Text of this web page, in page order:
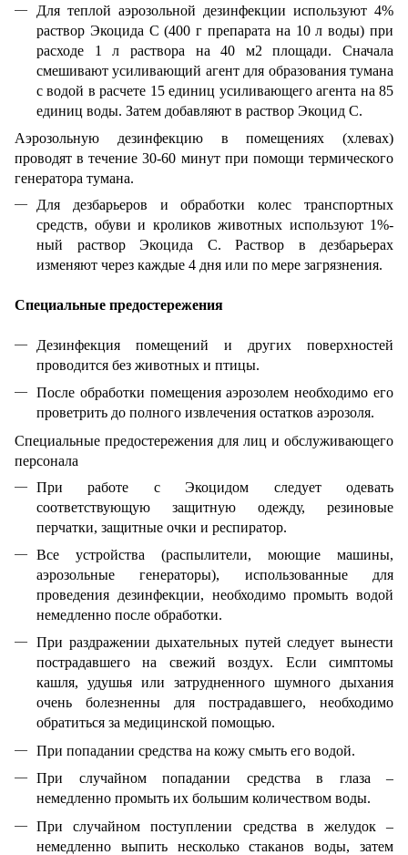
Для теплой аэрозольной дезинфекции используют 4%
раствор Экоцида С (400 г препарата на 10 л воды) при
расходе 1 л раствора на 40 м2 площади. Сначала
смешивают усиливающий агент для образования тумана
с водой в расчете 15 единиц усиливающего агента на 85
единиц воды. Затем добавляют в раствор Экоцид С.
Аэрозольную дезинфекцию в помещениях (хлевах)
проводят в течение 30-60 минут при помощи термического
генератора тумана.
Для дезбарьеров и обработки колес транспортных
средств, обуви и кроликов животных используют 1%-
ный раствор Экоцида С. Раствор в дезбарьерах
изменяют через каждые 4 дня или по мере загрязнения.
Специальные предостережения
Дезинфекция помещений и других поверхностей
проводится без животных и птицы.
После обработки помещения аэрозолем необходимо его
проветрить до полного извлечения остатков аэрозоля.
Специальные предостережения для лиц и обслуживающего
персонала
При работе с Экоцидом следует одевать
соответствующую защитную одежду, резиновые
перчатки, защитные очки и респиратор.
Все устройства (распылители, моющие машины,
аэрозольные генераторы), использованные для
проведения дезинфекции, необходимо промыть водой
немедленно после обработки.
При раздражении дыхательных путей следует вынести
пострадавшего на свежий воздух. Если симптомы
кашля, удушья или затрудненного шумного дыхания
очень болезненны для пострадавшего, необходимо
обратиться за медицинской помощью.
При попадании средства на кожу смыть его водой.
При случайном попадании средства в глаза –
немедленно промыть их большим количеством воды.
При случайном поступлении средства в желудок –
немедленно выпить несколько стаканов воды, затем